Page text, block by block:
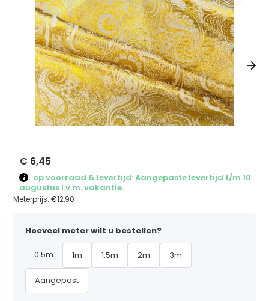
€ 6,45
op voorraad & levertijd: Aangepaste levertijd t/m 10
augustus i.v.m. vakantie.
Meterprijs:€12,90
Hoeveel meter wilt u bestellen?
0.5m 1m 1.5m 2m 3m
Aangepast